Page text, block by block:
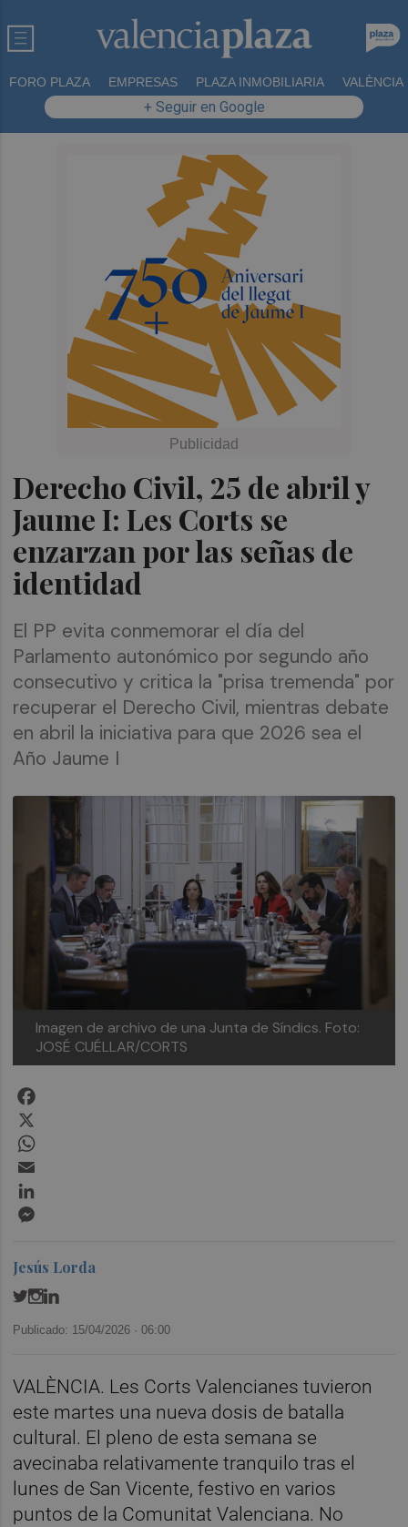
FORO PLAZA EMPRESAS PLAZA INMOBILIARIA VALÈNCIA
+ Seguir en Google
Derecho Civil, 25 de abril y
Jaume I: Les Corts se
enzarzan por las señas de
identidad
El PP evita conmemorar el día del
Parlamento autonómico por segundo año
consecutivo y critica la "prisa tremenda" por
recuperar el Derecho Civil, mientras debate
en abril la iniciativa para que 2026 sea el
Año Jaume I
Imagen de archivo de una Junta de Síndics. Foto:
JOSÉ CUÉLLAR/CORTS
Jesús Lorda
Publicado: 15/04/2026 ·06:00
VALÈNCIA. Les Corts Valencianes tuvieron
este martes una nueva dosis de batalla
cultural. El pleno de esta semana se
avecinaba relativamente tranquilo tras el
lunes de San Vicente, festivo en varios
puntos de la Comunitat Valenciana. No